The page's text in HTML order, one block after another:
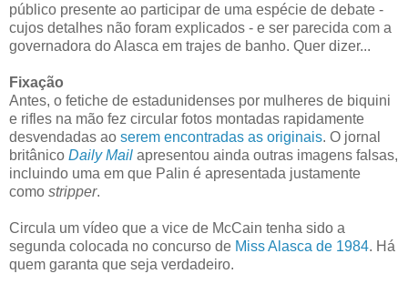
público presente ao participar de uma espécie de debate -
cujos detalhes não foram explicados - e ser parecida com a
governadora do Alasca em trajes de banho. Quer dizer...
Fixação
Antes, o fetiche de estadunidenses por mulheres de biquini
e rifles na mão fez circular fotos montadas rapidamente
desvendadas ao serem encontradas as originais. O jornal
britânico Daily Mail apresentou ainda outras imagens falsas,
incluindo uma em que Palin é apresentada justamente
como stripper.
Circula um vídeo que a vice de McCain tenha sido a
segunda colocada no concurso de Miss Alasca de 1984. Há
quem garanta que seja verdadeiro.